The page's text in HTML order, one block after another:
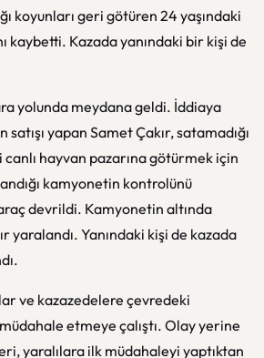
koyunları geri götüren 24 yaşındaki
kaybetti. Kazada yanındaki bir kişi de
yolunda meydana geldi. İddiaya
yapan Samet Çakır, satamadığı
canlı hayvan pazarına götürmek için
kamyonetin kontrolünü
devrildi. Kamyonetin altında
yaralandı. Yanındaki kişi de kazada
ve kazazedelere çevredeki
etmeye çalıştı. Olay yerine
yaralılara ilk müdahaleyi yaptıktan